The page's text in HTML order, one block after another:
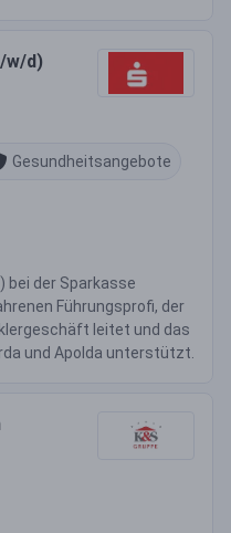
w/d)
Gesundheitsangebote
bei der Sparkasse
Führungsprofi, der
leitet und das
und Apolda unterstützt.